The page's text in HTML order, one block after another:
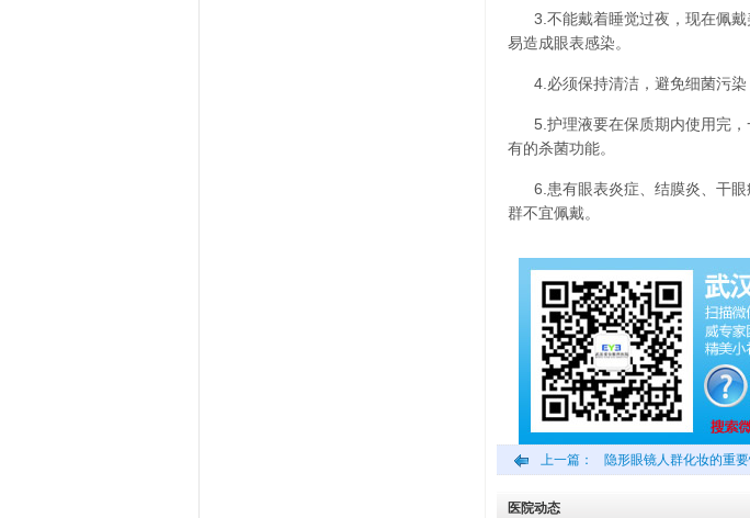
3.不能戴着睡觉过夜，现在佩
易造成眼表感染。
4.必须保持清洁，避免细菌污
5.护理液要在保质期内使用完
有的杀菌功能。
6.患有眼表炎症、结膜炎、干
群不宜佩戴。
上一篇： 隐形眼镜人群化妆的重
医院动态